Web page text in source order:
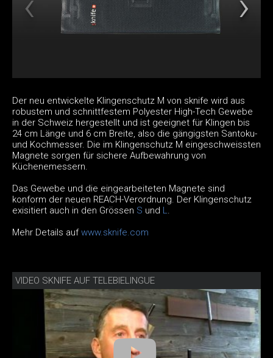
Der neu entwickelte Klingenschutz M von sknife wird aus
robustem und schnittfestem Polyester High-Tech Gewebe
in der Schweiz hergestellt und ist geeignet für Klingen bis
24 cm Länge und 6 cm Breite, also die gängigsten Santoku-
und Kochmesser. Die im Klingenschutz M eingeschweissten
Magnete sorgen für sichere Aufbewahrung von
Küchenemessern.
Das Gewebe und die eingearbeiteten Magnete sind
konform der neuen REACH-Verordnung. Der Klingenschutz
exisitiert auch in den Grössen S und L.
Mehr Details aufwww.sknife.com
VIDEO SKNIFE AUF TELEBIELINGUE